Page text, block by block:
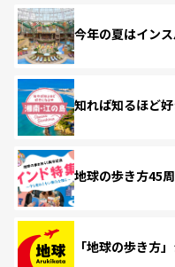
今年の夏はインス
知れば知るほど
地球の歩き方45
「地球の歩き方